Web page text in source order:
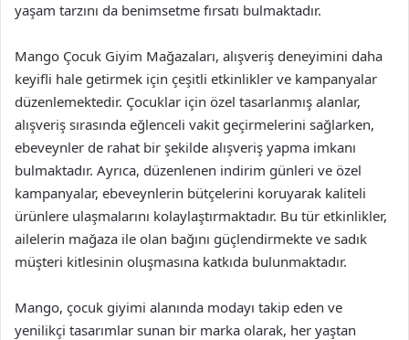
yaşam tarzını da benimsetme fırsatı bulmaktadır.
Mango Çocuk Giyim Mağazaları, alışveriş deneyimini daha
keyifli hale getirmek için çeşitli etkinlikler ve kampanyalar
düzenlemektedir. Çocuklar için özel tasarlanmış alanlar,
alışveriş sırasında eğlenceli vakit geçirmelerini sağlarken,
ebeveynler de rahat bir şekilde alışveriş yapma imkanı
bulmaktadır. Ayrıca, düzenlenen indirim günleri ve özel
kampanyalar, ebeveynlerin bütçelerini koruyarak kaliteli
ürünlere ulaşmalarını kolaylaştırmaktadır. Bu tür etkinlikler,
ailelerin mağaza ile olan bağını güçlendirmekte ve sadık
müşteri kitlesinin oluşmasına katkıda bulunmaktadır.
Mango, çocuk giyimi alanında modayı takip eden ve
yenilikçi tasarımlar sunan bir marka olarak, her yaştan